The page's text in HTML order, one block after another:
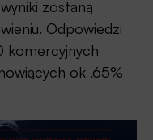
zostaną
Odpowiedzi
komercyjnych
ok .65%